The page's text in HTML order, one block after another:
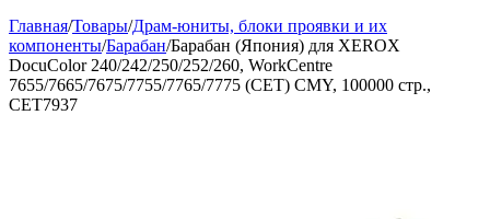
Главная/Товары/Драм-юниты, блоки проявки и их
компоненты/Барабан/Барабан (Япония) для XEROX
DocuColor 240/242/250/252/260, WorkCentre
7655/7665/7675/7755/7765/7775 (CET) CMY, 100000 стр.,
CET7937